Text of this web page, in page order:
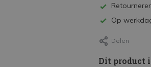
Op
Delen
Dit product